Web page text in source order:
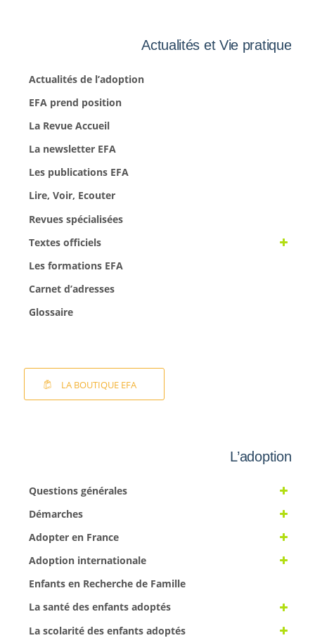
Actualités et Vie pratique
Actualités de l’adoption
EFA prend position
La Revue Accueil
La newsletter EFA
Les publications EFA
Lire, Voir, Ecouter
Revues spécialisées
Textes officiels
Les formations EFA
Carnet d’adresses
Glossaire
LA BOUTIQUE EFA
L’adoption
Questions générales
Démarches
Adopter en France
Adoption internationale
Enfants en Recherche de Famille
La santé des enfants adoptés
La scolarité des enfants adoptés